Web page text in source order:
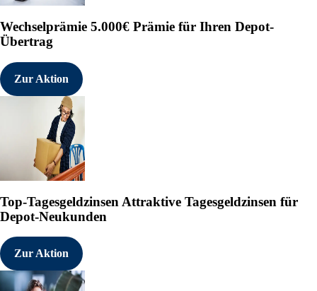
Wechselprämie 5.000€ Prämie für Ihren Depot-
Übertrag
Zur Aktion
Top-Tagesgeldzinsen Attraktive Tagesgeldzinsen für
Depot-Neukunden
Zur Aktion